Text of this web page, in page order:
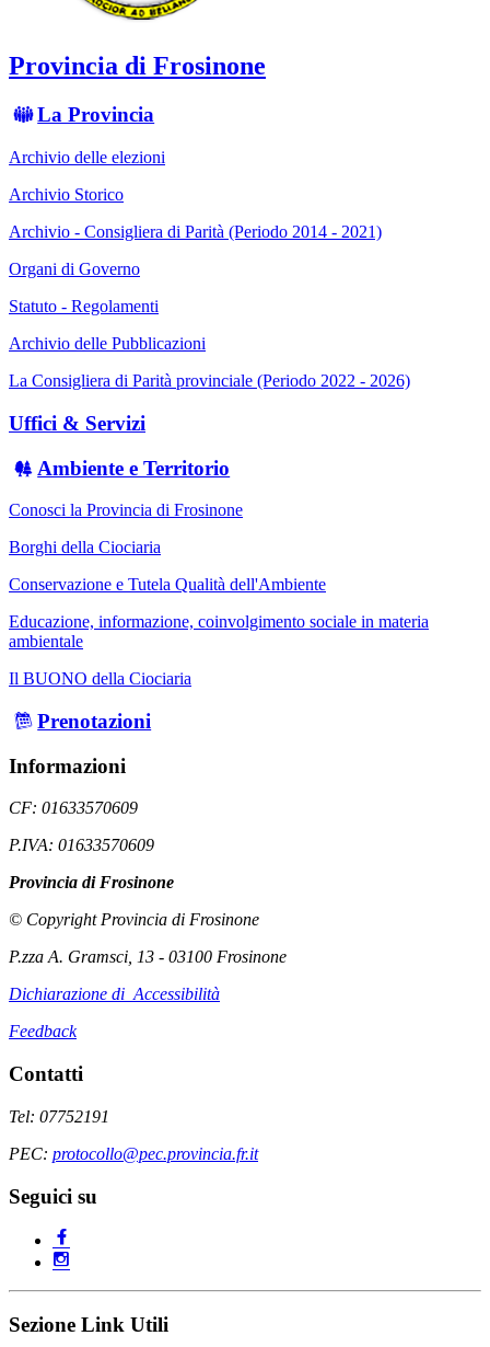
Provincia di Frosinone
La Provincia
Archivio delle elezioni
Archivio Storico
Archivio - Consigliera di Parità (Periodo 2014 - 2021)
Organi di Governo
Statuto - Regolamenti
Archivio delle Pubblicazioni
La Consigliera di Parità provinciale (Periodo 2022 - 2026)
Uffici & Servizi
Ambiente e Territorio
Conosci la Provincia di Frosinone
Borghi della Ciociaria
Conservazione e Tutela Qualità dell'Ambiente
Educazione, informazione, coinvolgimento sociale in materia
ambientale
Il BUONO della Ciociaria
Prenotazioni
Informazioni
CF: 01633570609
P.IVA: 01633570609
Provincia di Frosinone
© Copyright Provincia di Frosinone
P.zza A. Gramsci, 13 - 03100 Frosinone
Dichiarazione di Accessibilità
Feedback
Contatti
Tel: 07752191
PEC: protocollo@pec.provincia.fr.it
Seguici su
Sezione Link Utili